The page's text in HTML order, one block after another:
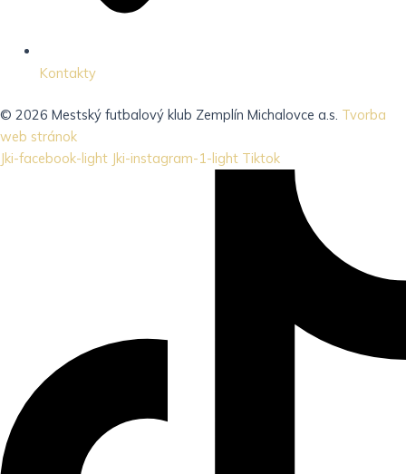
Kontakty
© 2026 Mestský futbalový klub Zemplín Michalovce a.s. Tvorba
web stránok
Jki-facebook-light Jki-instagram-1-light Tiktok